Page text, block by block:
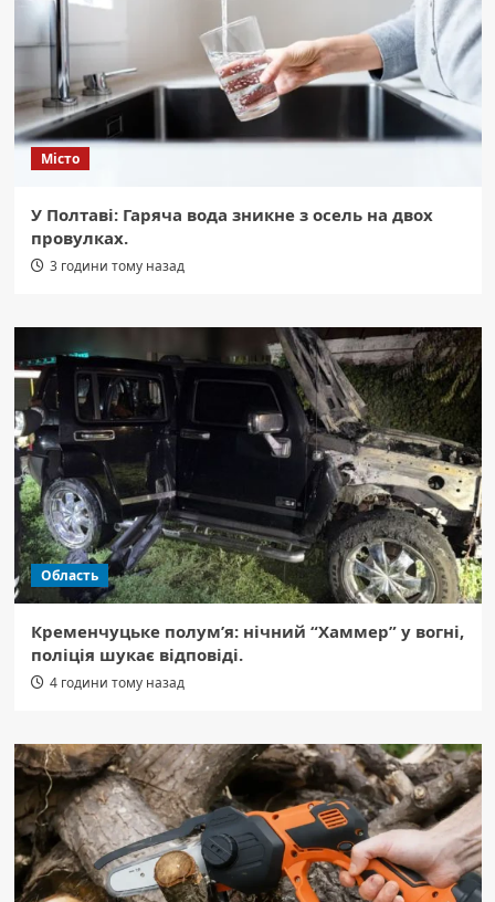
Місто
У Полтаві: Гаряча вода зникне з осель на двох
провулках.
3 години тому назад
Область
Кременчуцьке полум’я: нічний “Хаммер” у вогні,
поліція шукає відповіді.
4 години тому назад